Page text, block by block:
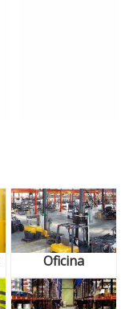
Oficina